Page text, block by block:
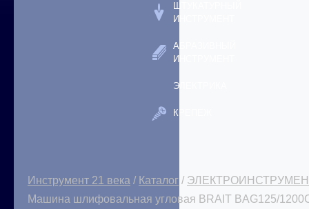
ШТУКАТУРНЫЙ
ИНСТРУМЕНТ
АБРАЗИВНЫЙ
ИНСТРУМЕНТ
ЭЛЕКТРИКА
КРЕПЕЖ
Инструмент 21 века / Каталог /
Машина шлифовальная угловая BRAIT BAG125/